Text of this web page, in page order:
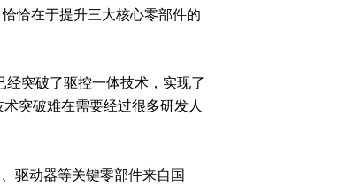
恰在于提升三大核心零部件的
突破了驱控一体技术，实现了
突破难在需要经过很多研发人
驱动器等关键零部件来自国